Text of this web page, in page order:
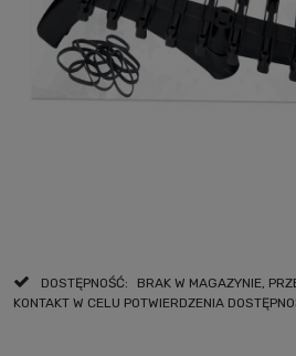
DOSTĘPNOŚĆ:
BRAK W MAGAZYNIE,
KONTAKT W CELU POTWIERDZENIA